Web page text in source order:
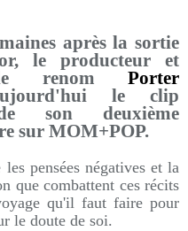
après la sortie
le producteur et
de renom Porter
le clip
son deuxième
sur MOM+POP.
pensées négatives et la
que combattent ces récits
qu'il faut faire pour
le doute de soi.